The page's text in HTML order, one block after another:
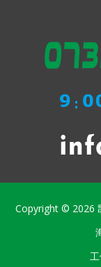
Copyright © 2026